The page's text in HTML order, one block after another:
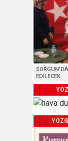
EDİLECEK